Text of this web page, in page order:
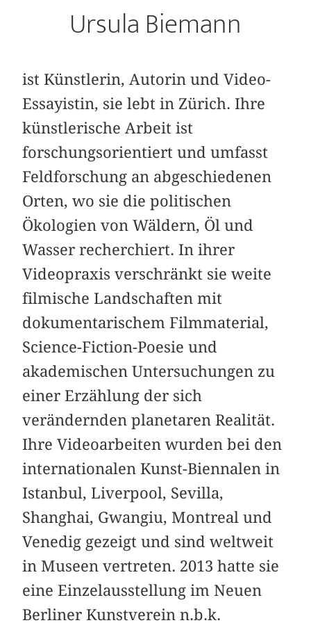
Ursula Biemann
ist Künstlerin, Autorin und Video-
Essayistin, sie lebt in Zürich. Ihre
künstlerische Arbeit ist
forschungsorientiert und umfasst
Feldforschung an abgeschiedenen
Orten, wo sie die politischen
Ökologien von Wäldern, Öl und
Wasser recherchiert. In ihrer
Videopraxis verschränkt sie weite
filmische Landschaften mit
dokumentarischem Filmmaterial,
Science-Fiction-Poesie und
akademischen Untersuchungen zu
einer Erzählung der sich
verändernden planetaren Realität.
Ihre Videoarbeiten wurden bei den
internationalen Kunst-Biennalen in
Istanbul, Liverpool, Sevilla,
Shanghai, Gwangiu, Montreal und
Venedig gezeigt und sind weltweit
in Museen vertreten. 2013 hatte sie
eine Einzelausstellung im Neuen
Berliner Kunstverein n.b.k.